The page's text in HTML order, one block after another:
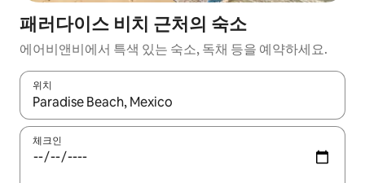
패러다이스 비치 근처의 숙소
에어비앤비에서 특색 있는 숙소, 독채 등을 예약하세요.
위치
결과가 나오면 위·아래 화살표 키를 사용하거나 터치 또는 스와이
체크인